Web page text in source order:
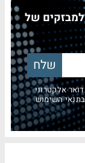
של
אלקטרוני